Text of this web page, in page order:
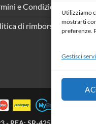
Utilizziamo
mostrarti
preferenze.
Gestisci
e Condizioni
di rimborso e resi